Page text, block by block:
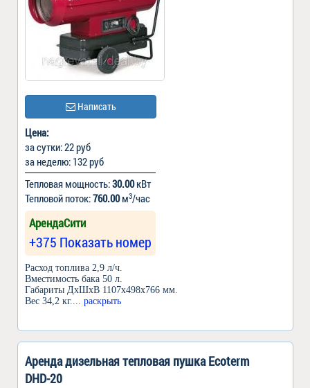
Написать
Цена:
за сутки: 22 руб
за неделю: 132 руб
Тепловая мощность:30.00кВт
Тепловой поток:760.00м3/час
АрендаСити
+375 Показать номер
Расход топлива 2,9 л/ч.
Вместимость бака 50 л.
Габариты ДхШхВ 1107x498x766 мм.
Вес 34,2 кг.... раскрыть
Аренда дизельная тепловая пушка Ecoterm
DHD-20